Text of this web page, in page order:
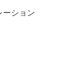
ーション